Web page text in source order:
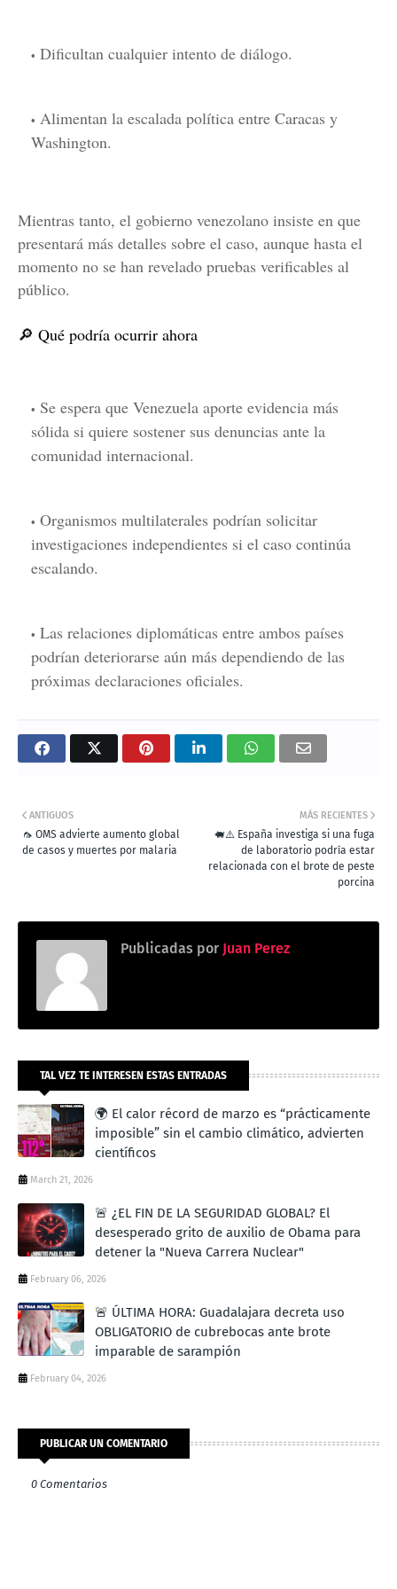
Dificultan cualquier intento de diálogo.
Alimentan la escalada política entre Caracas y
Washington.
Mientras tanto, el gobierno venezolano insiste en que
presentará más detalles sobre el caso, aunque hasta el
momento no se han revelado pruebas verificables al
público.
🔎 Qué podría ocurrir ahora
Se espera que Venezuela aporte evidencia más
sólida si quiere sostener sus denuncias ante la
comunidad internacional.
Organismos multilaterales podrían solicitar
investigaciones independientes si el caso continúa
escalando.
Las relaciones diplomáticas entre ambos países
podrían deteriorarse aún más dependiendo de las
próximas declaraciones oficiales.
MÁS RECIENTES
🐖⚠️ España investiga si una fuga
de laboratorio podría estar
relacionada con el brote de peste
porcina
ANTIGUOS
🦟 OMS advierte aumento global
de casos y muertes por malaria
Publicadas por Juan Perez
TAL VEZ TE INTERESEN ESTAS ENTRADAS
🌍 El calor récord de marzo es “prácticamente
imposible” sin el cambio climático, advierten
científicos
March 21, 2026
🚨 ¿EL FIN DE LA SEGURIDAD GLOBAL? El
desesperado grito de auxilio de Obama para
detener la "Nueva Carrera Nuclear"
February 06, 2026
🚨 ÚLTIMA HORA: Guadalajara decreta uso
OBLIGATORIO de cubrebocas ante brote
imparable de sarampión
February 04, 2026
PUBLICAR UN COMENTARIO
0 Comentarios